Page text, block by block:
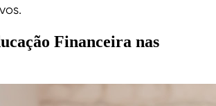
Financeira nas